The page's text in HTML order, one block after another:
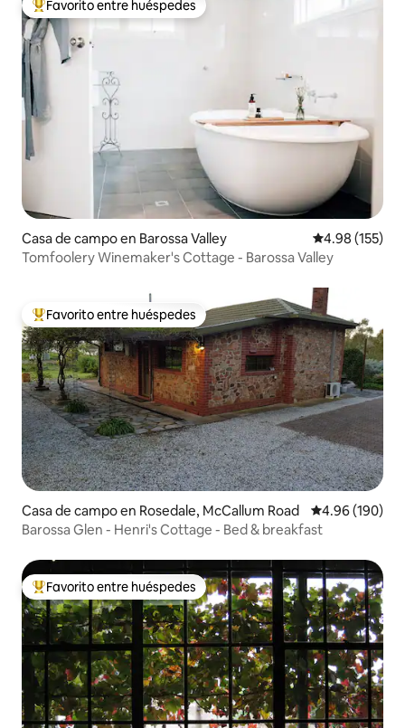
De los mejores en Favorito entre huéspedes
Favorito entre huéspedes
Casa de campo en Barossa Valley Calificación
4.98 (155)
Tomfoolery Winemaker's Cottage - Barossa Valley
De los mejores en Favorito entre huéspedes
Favorito entre huéspedes
Casa de campo en Rosedale, McCallum Road Calificación
4.96 (190)
Barossa Glen - Henri's Cottage - Bed & breakfast
De los mejores en Favorito entre huéspedes
Favorito entre huéspedes